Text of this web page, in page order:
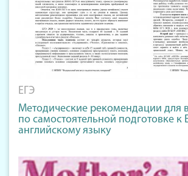
ЕГЭ
Методические рекомендации для
по самостоятельной подготовке к
английскому языку